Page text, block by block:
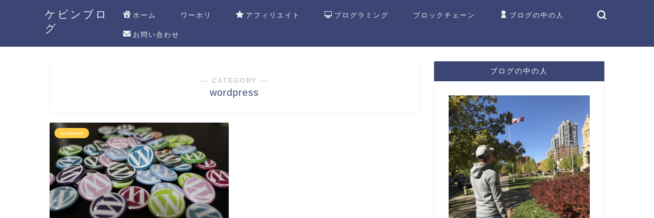
ケビンブロ
グ
ホーム ワーホリ アフィリエイト プログラミング ブロックチェーン ブログの中の人
お問い合わせ
― CATEGORY ―
wordpress
wordpress
ブログの中の人